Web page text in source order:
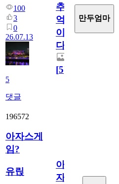
100
3
0
26.07.13
5
댓글
추
억
이
다.
[5]
만두엄마
196572
아자스게
임?
유릱
아
자